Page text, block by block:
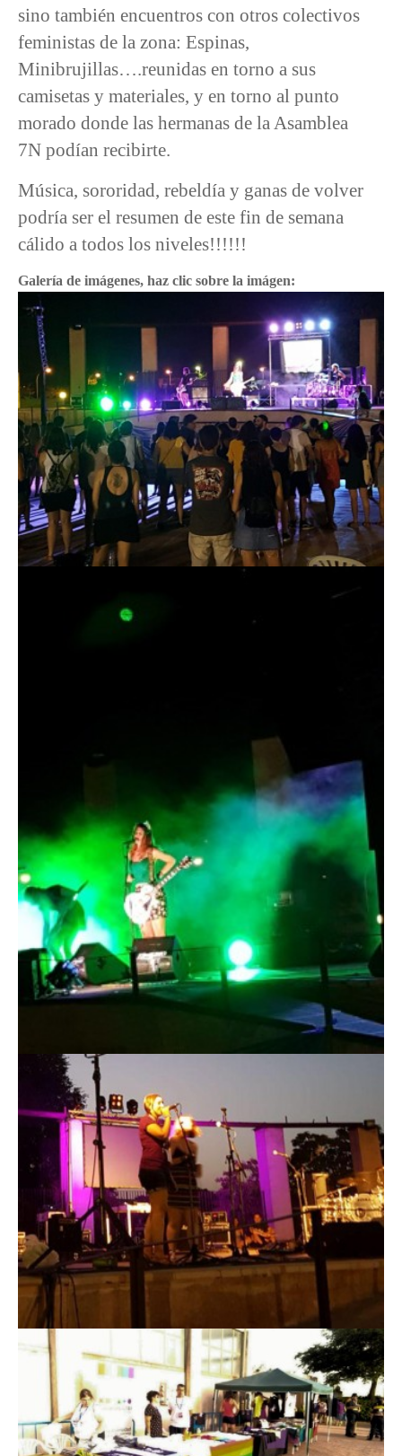
sino también encuentros con otros colectivos
feministas de la zona: Espinas,
Minibrujillas….reunidas en torno a sus
camisetas y materiales, y en torno al punto
morado donde las hermanas de la Asamblea
7N podían recibirte.
Música, sororidad, rebeldía y ganas de volver
podría ser el resumen de este fin de semana
cálido a todos los niveles!!!!!!
Galería de imágenes, haz clic sobre la imágen: